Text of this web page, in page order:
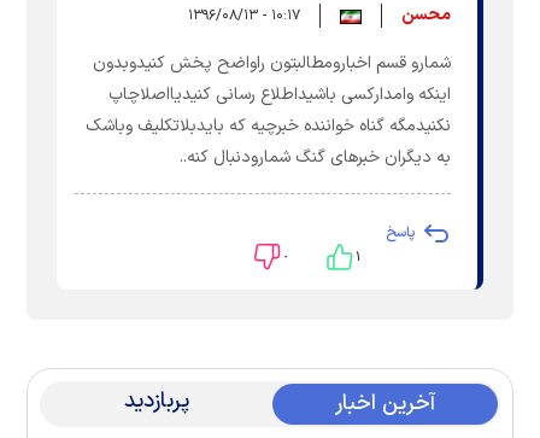
محسن ۱۰:۱۷ - ۱۳۹۶/۰۸/۱۳
شمارو قسم اخبارومطالبتون راواضح پخش کنیدوبدون
اینکه وامدارکسی باشیداطلاع رسانی کنیدیااصلاچاپ
نکنیدمگه گناه خواننده خبرچیه که بایدبلاتکلیف وباشک
به دیگران خبرهای گنگ شمارودنبال کنه..
پاسخ
۱ ۰
آخرین اخبار پربازدید